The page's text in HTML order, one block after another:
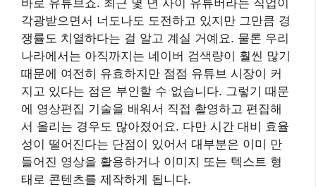
각광받으면서 너도나도 도전하고 있지만 그만큼 경
쟁률도 치열하다는 걸 알고 계실 거예요. 물론 우리
나라에서는 아직까지는 네이버 검색량이 훨씬 많기
때문에 여전히 유효하지만 점점 유튜브 시장이 커
지고 있다는 점은 부인할 수 없습니다. 그렇기 때문
에 영상편집 기술을 배워서 직접 촬영하고 편집해
서 올리는 경우도 많아졌어요. 다만 시간 대비 효율
성이 떨어진다는 단점이 있어서 대부분은 이미 만
들어진 영상을 활용하거나 이미지 또는 텍스트 형
태로 콘텐츠를 제작하게 됩니다.